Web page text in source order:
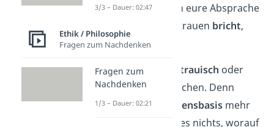
Person auch wirklich an eure Absprache
hält. Wenn sie dein Vertrauen bricht,
verletzt sie dich.
Das kann dich
misstrauisch oder
sogar feindselig machen. Denn
wenn keineVertrauensbasismehr
vorhanden ist, gibt es nichts, worauf
3/3 – Dauer: 02:47
Ethik / Philosophie
Fragen zum Nachdenken
Fragen zum
Nachdenken
1/3 – Dauer: 02:21